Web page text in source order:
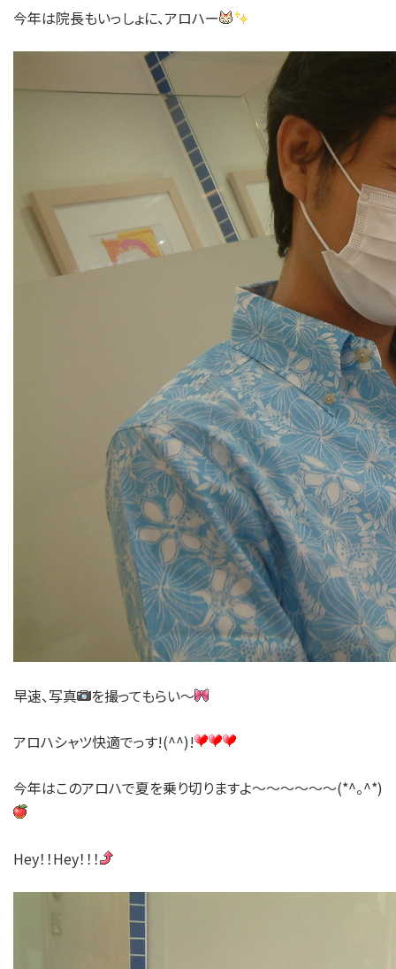
今年は院長もいっしょに、アロハー
早速、写真 を撮ってもらい～
アロハシャツ快適でっす!(^^)!
今年はこのアロハで夏を乗り切りますよ～～～～～～(*^。^*)
Hey！！Hey！！！